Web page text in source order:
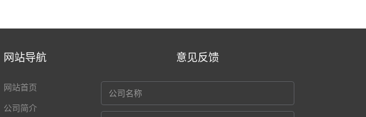
网站导航
网站首页
公司简介
意见反馈